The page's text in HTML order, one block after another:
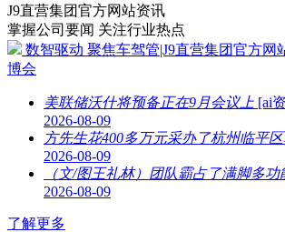
J9直营集团官方网站资讯
掌握公司要闻 关注行业热点
数智驱动 聚焦车驾管|J9直营集团官方网
博会
美联储沃什将预备正在9月会议上 [ai
2026-08-09
方先生花400多万元采办了杭州临平
2026-08-09
（文/图王礼林）团队霸占了满脚多功
2026-08-09
了解更多